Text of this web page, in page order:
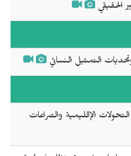
الحقيقي
التمثيل النسائي
الإقليمية والصراعات